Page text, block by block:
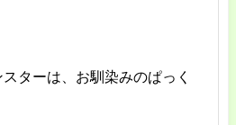
ターは、お馴染みのぱっく